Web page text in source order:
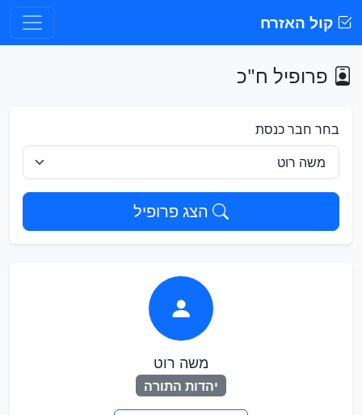
קול האזרח
פרופיל ח"כ
בחר חבר כנסת
הצג פרופיל
משה רוט
יהדות התורה